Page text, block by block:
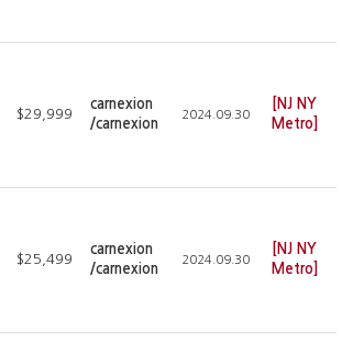
$29,999
carnexion
/carnexion
2024.09.30
[NJ NY
Metro]
$25,499
carnexion
/carnexion
2024.09.30
[NJ NY
Metro]